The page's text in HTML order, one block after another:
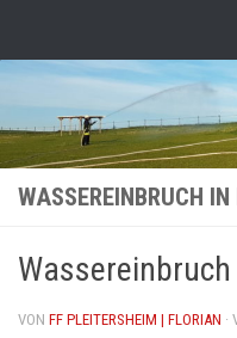
WASSEREINBRUCH
VON FF PLEITERSHEIM | FLORIAN ·